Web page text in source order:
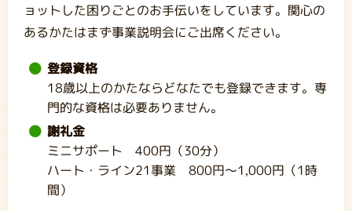
ョットした困りごとのお手伝いをしています。関心の
あるかたはまず事業説明会にご出席ください。
登録資格
18歳以上のかたならどなたでも登録できます。専
門的な資格は必要ありません。
謝礼金
ミニサポート 400円（30分）
ハート・ライン21事業 800円～1,000円（1時
間）